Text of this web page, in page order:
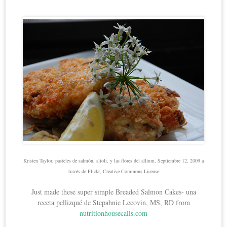
Kristen Taylor, pasteles de salmón, alioli, y las flores del allium, Septiembre 12, 2009 a
través de Flickr, Creative Commons License
Just made these super simple Breaded Salmon Cakes- una
receta pellizqué de Stepahnie Lecovin, MS, RD from
nutritionhousecalls.com